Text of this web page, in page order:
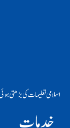
اسلامی تعلیمات کی بڑھتی